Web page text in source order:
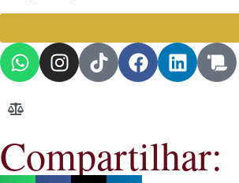
Compartilhar: